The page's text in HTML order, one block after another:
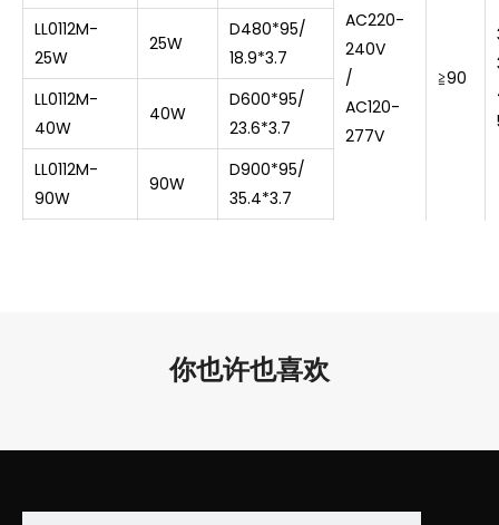
AC220-
240V
/
AC120-
277V
≧90
LL0112M-
25W
25W
D480*95/
18.9*3.7
LL0112M-
40W
40W
D600*95/
23.6*3.7
LL0112M-
90W
90W
D900*95/
35.4*3.7
D630*95/
LL0112R-
D930*95/
你也许也喜欢